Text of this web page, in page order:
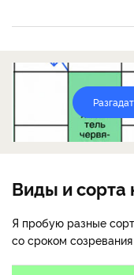
Виды и сорта
Я пробую разные
со сроком